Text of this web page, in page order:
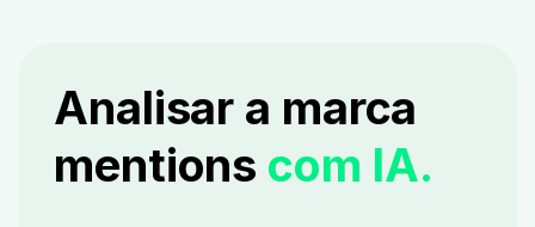
Analisar a marca
mentions com IA.